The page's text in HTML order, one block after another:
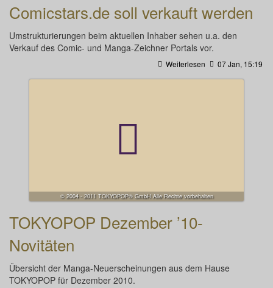
Comicstars.de soll verkauft werden
Umstrukturierungen beim aktuellen Inhaber sehen u.a. den
Verkauf des Comic- und Manga-Zeichner Portals vor.
Weiterlesen 07 Jan, 15:19
© 2004 - 2011 TOKYOPOP® GmbH Alle Rechte vorbehalten
TOKYOPOP Dezember ’10-
Novitäten
Übersicht der Manga-Neuerscheinungen aus dem Hause
TOKYOPOP für Dezember 2010.